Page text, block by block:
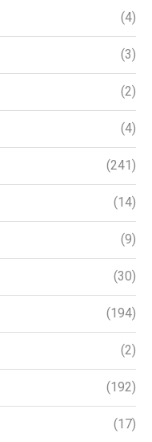
(4)
(3)
(2)
(4)
(241)
(14)
(9)
(30)
(194)
(2)
(192)
(17)